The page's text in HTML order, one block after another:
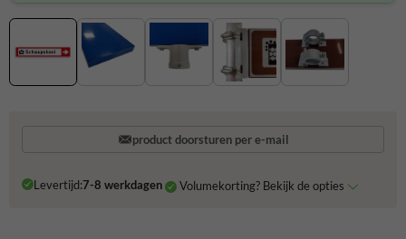
product doorsturen per e-mail
Levertijd:7-8 werkdagen Volumekorting? Bekijk de opties